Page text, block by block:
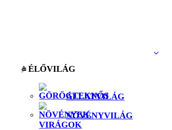
ÉLŐVILÁG
ÁLLATVILÁG
NÖVÉNYVILÁG